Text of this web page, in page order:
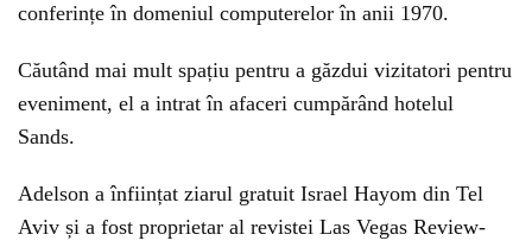
conferințe în domeniul computerelor în anii 1970.
Căutând mai mult spațiu pentru a găzdui vizitatori pentru
eveniment, el a intrat în afaceri cumpărând hotelul
Sands.
Adelson a înființat ziarul gratuit Israel Hayom din Tel
Aviv și a fost proprietar al revistei Las Vegas Review-